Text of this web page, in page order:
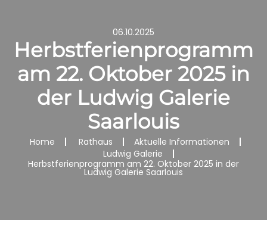
06.10.2025
Herbstferienprogramm
am 22. Oktober 2025 in
der Ludwig Galerie
Saarlouis
Home Rathaus
Aktuelle Informationen
Ludwig Galerie
Herbstferienprogramm am 22. Oktober 2025 in der
Ludwig Galerie Saarlouis